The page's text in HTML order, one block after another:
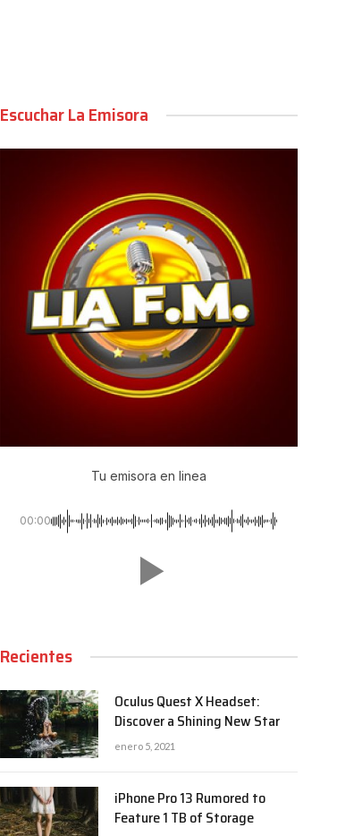
Escuchar La Emisora
Tu emisora en linea
00:00
Recientes
Oculus Quest X Headset:
Discover a Shining New Star
enero 5, 2021
iPhone Pro 13 Rumored to
Feature 1 TB of Storage